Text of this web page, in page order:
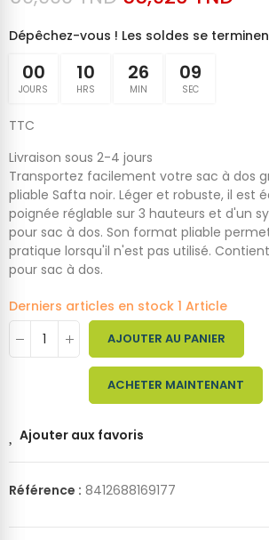
Dépêchez-vous ! Les soldes se
00
JOURS
10
HRS
26
MIN
08
SEC
TTC
Livraison sous 2-4 jours
Transportez facilement votre sac à dos
pliable Safta noir. Léger et robuste, il est
poignée réglable sur 3 hauteurs et d'un
pour sac à dos. Son format pliable
pratique lorsqu'il n'est pas utilisé.
pour sac à dos.
Derniers articles en stock 1 Article
AJOUTER AU PANIER
ACHETER MAINTENANT
Ajouter aux favoris
Référence : 8412688169177